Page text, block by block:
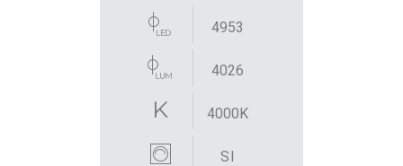
4953
4026
4000K
SI